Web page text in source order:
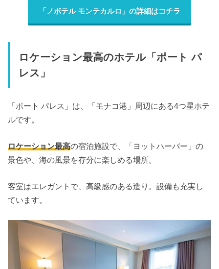
「ノボテル モンテカルロ」の詳細はコチラ
ロケーション最高のホテル「ポート パ
レス」
「ポート パレス」は、「モナコ港」周辺にある4つ星ホテ
ルです。
ロケーション最高の宿泊施設で、「ヨットハーバー」の
景色や、海の風景を存分に楽しめる場所。
客室はエレガントで、高級感のある造り。設備も充実し
ています。